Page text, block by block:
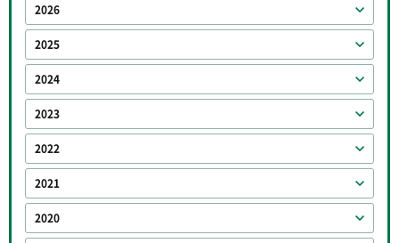
2026
2025
2024
2023
2022
2021
2020